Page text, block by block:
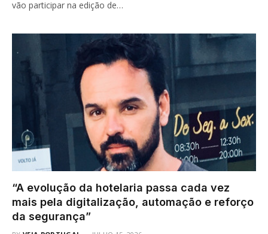
vão participar na edição de…
“A evolução da hotelaria passa cada vez
mais pela digitalização, automação e reforço
da segurança”